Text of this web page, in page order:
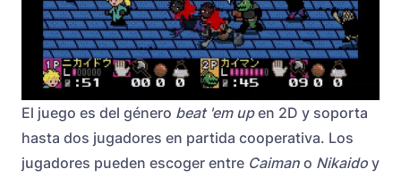
El juego es del género beat 'em upen 2D y soporta
hasta dos jugadores en partida cooperativa. Los
jugadores pueden escoger entre Caiman o Nikaido y